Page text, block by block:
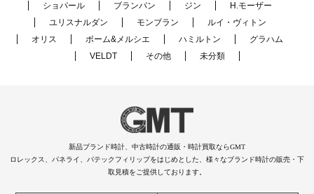
ショパール
ブランパン ジン
H.モーザー
ユリスナルダン
モンブラン
ルイ・ヴィトン
オリス
ボーム&メルシエ ハミルトン
グラハム
VELDT
その他 未分類
新品ブランド時計、中古時計の通販・時計買取ならGMT
ロレックス、パネライ、パテックフィリップをはじめとした、様々なブランド時計の販売・下
取見積をご提供しております。